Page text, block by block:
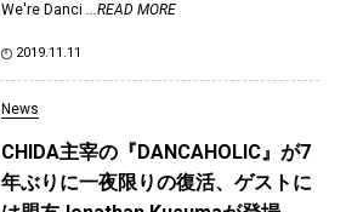
We're Danci ...READ MORE
2019.11.11
News
CHIDA主宰の『DANCAHOLIC』が7
年ぶりに一夜限りの復活、ゲストに